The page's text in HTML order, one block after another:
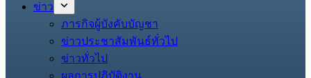
ข่าว
ภารกิจผู้บังคับบัญชา
ข่าวประชาสัมพันธ์ทั่วไป
ข่าวทั่วไป
ผลการปฏิบัติงาน